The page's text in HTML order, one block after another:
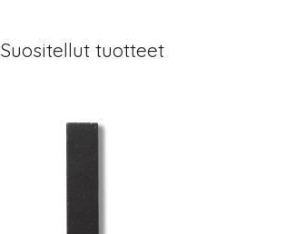
Suositellut tuotteet